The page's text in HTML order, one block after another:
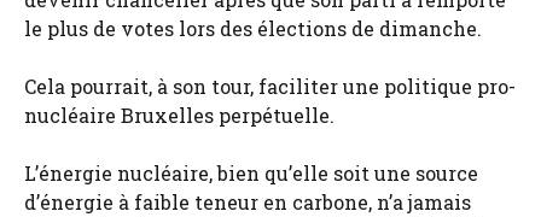
le plus de votes lors des élections de dimanche.
Cela pourrait, à son tour, faciliter une politique pro-
nucléaire Bruxelles perpétuelle.
L’énergie nucléaire, bien qu’elle soit une source
d’énergie à faible teneur en carbone, n’a jamais